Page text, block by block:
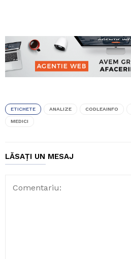
ETICHETE ANALIZE CODLEAINFO
MEDICI
LĂSAȚI UN MESAJ